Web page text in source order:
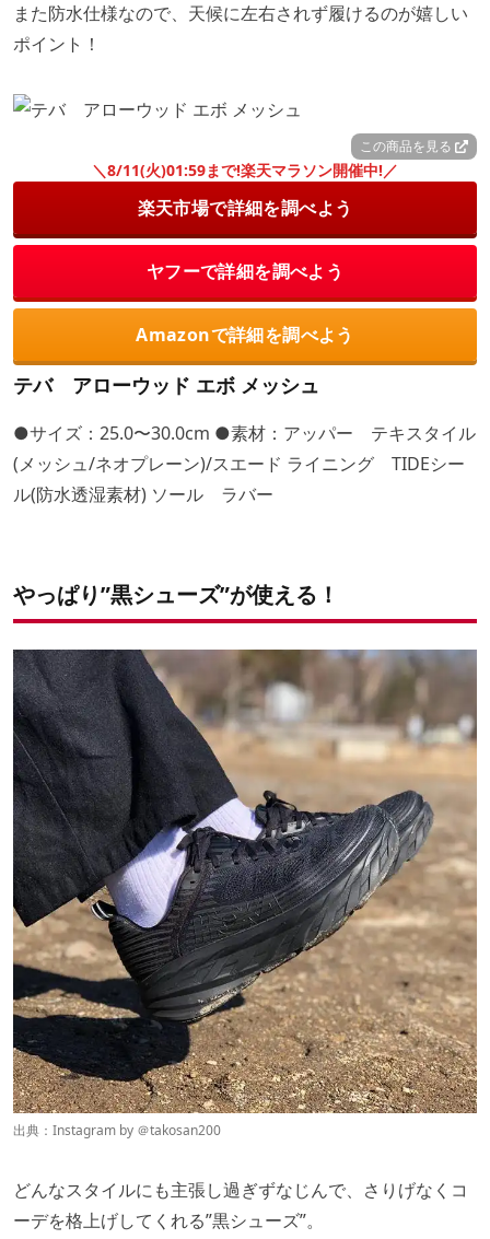
また防水仕様なので、天候に左右されず履けるのが嬉しい
ポイント！
この商品を見る
＼8/11(火)01:59まで!楽天マラソン開催中!／
楽天市場で詳細を調べよう
ヤフーで詳細を調べよう
Amazonで詳細を調べよう
テバ アローウッド エボ メッシュ
●サイズ：25.0〜30.0cm ●素材：アッパー テキスタイル
(メッシュ/ネオプレーン)/スエード ライニング TIDEシー
ル(防水透湿素材) ソール ラバー
やっぱり”黒シューズ”が使える！
出典：Instagram by ＠takosan200
どんなスタイルにも主張し過ぎずなじんで、さりげなくコ
ーデを格上げしてくれる”黒シューズ”。